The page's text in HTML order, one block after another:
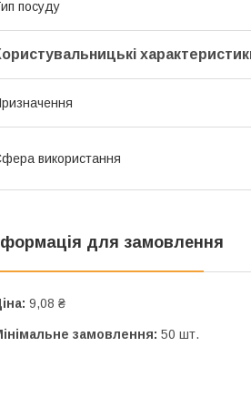
посуду
використання
для замовлення
9,08 ₴
замовлення: 50 шт.